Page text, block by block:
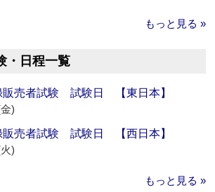
もっと見る »
・日程一覧
売者試験 試験日 【東日本】
)
売者試験 試験日 【西日本】
)
もっと見る »